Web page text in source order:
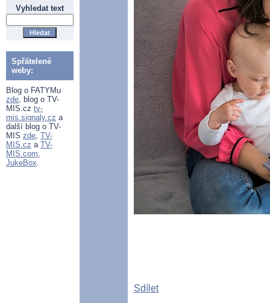
Vyhledat text
Spřátelené
weby:
Blog o FATYMu
zde, blog o TV-
MIS.cz tv-
mis.signaly.cz a
další blog o TV-
MIS zde, TV-
MIS.cz a TV-
MIS.com,
JukeBox.
Sdílet